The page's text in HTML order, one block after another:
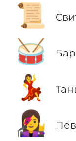
📜
🥁
💃
👩‍🎤